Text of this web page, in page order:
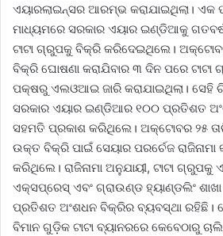
ଏୟାରଲାଇନ୍ସର ଆରମ୍ଭ କରାଯାଇଥିଲା। ଏକ
ମାଧ୍ୟମରେ ସରକାର ଏୟାର ଇଣ୍ଡିଆକୁ
ଟାଟା ଗ୍ରୁପକୁ ବିକ୍ରି କରିଦେଇଥିଲେ।
ବିକ୍ରି ଘୋଷଣା କରାଯିବାର ୩ ଦିନ ପରେ
ପକ୍ଷରୁ ଏଲଓଆଇ ଜାରି କରାଯାଇଥିଲା। ସେହି
ସରକାର ଏୟାର ଇଣ୍ଡିଆର ୧୦୦ ପ୍ରତିଶତ
ସହମତି ପ୍ରକାଶ କରିଥିଲେ। ଅକ୍ଟୋବର ୨୫
ଉକ୍ତ ବିକ୍ରି ପାଇଁ ସେୟାର ପ‌ରର୍ଚେଜ
କରିଥିଲେ। ରାଜିନାମା ଅନୁଯାୟୀ, ଟାଟା
ଏକ୍ସପ୍ରେସ୍ ଏବଂ ଗ୍ରାଉଣ୍ଡ ହ୍ୟାଣ୍ଡଲିଂ
ପ୍ରତିଶତ ଅଂଶଧନ ବିକ୍ରିର ବ୍ୟବସ୍ଥା ରହିଛି।
ବିମାନ ଗୁଡ଼ିକ ଟାଟା ବ୍ୟାନରରେ କେବେଠାରୁ